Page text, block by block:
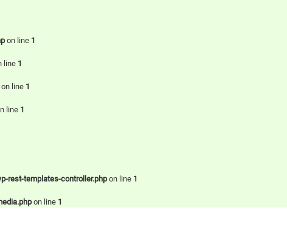
on line 1
line 1
on line 1
line 1
rest-templates-controller.phpon line 1
on line 1